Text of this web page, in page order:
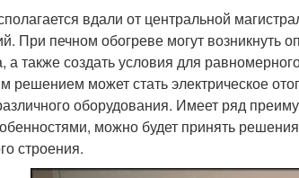
вдали от центральной
При печном обогреве могут возникнуть
а также создать условия для
решением может стать электрическое
оборудования. Имеет ряд
можно будет принять
строения.